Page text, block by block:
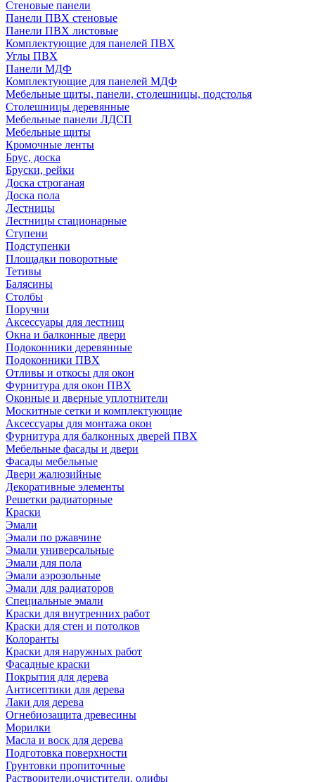
Стеновые панели
Панели ПВХ стеновые
Панели ПВХ листовые
Комплектующие для панелей ПВХ
Углы ПВХ
Панели МДФ
Комплектующие для панелей МДФ
Мебельные щиты, панели, столешницы, подстолья
Столешницы деревянные
Мебельные панели ЛДСП
Мебельные щиты
Кромочные ленты
Брус, доска
Бруски, рейки
Доска строганая
Доска пола
Лестницы
Лестницы стационарные
Ступени
Подступенки
Площадки поворотные
Тетивы
Балясины
Столбы
Поручни
Аксессуары для лестниц
Окна и балконные двери
Подоконники деревянные
Подоконники ПВХ
Отливы и откосы для окон
Фурнитура для окон ПВХ
Оконные и дверные уплотнители
Москитные сетки и комплектующие
Аксессуары для монтажа окон
Фурнитура для балконных дверей ПВХ
Мебельные фасады и двери
Фасады мебельные
Двери жалюзийные
Декоративные элементы
Решетки радиаторные
Краски
Эмали
Эмали по ржавчине
Эмали универсальные
Эмали для пола
Эмали аэрозольные
Эмали для радиаторов
Специальные эмали
Краски для внутренних работ
Краски для стен и потолков
Колоранты
Краски для наружных работ
Фасадные краски
Покрытия для дерева
Антисептики для дерева
Лаки для дерева
Огнебиозащита древесины
Морилки
Масла и воск для дерева
Подготовка поверхности
Грунтовки пропиточные
Растворители,очистители, олифы